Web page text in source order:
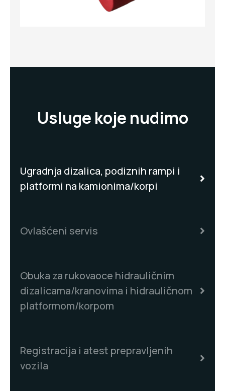
Usluge koje nudimo
Ugradnja dizalica, podiznih rampi i
platformi na kamionima/korpi
Ovlašćeni servis
Obuka za rukovaoce hidrauličnim
dizalicama/kranovima i hidrauličnom
platformom/korpom
Registracija i atest prepravljenih
vozila